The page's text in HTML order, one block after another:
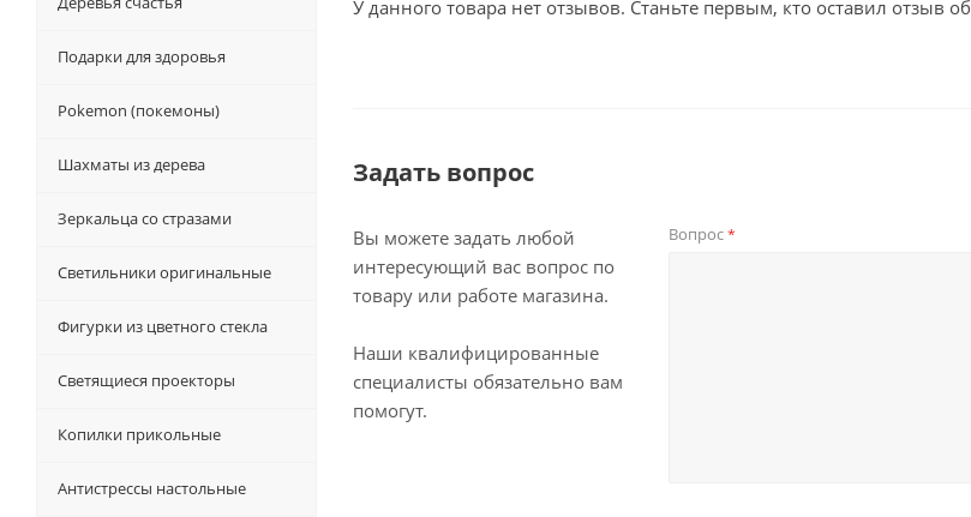
У данного товара нет отзывов. Станьте первым, кто оставил отзыв
Задать вопрос
Вы можете задать любой
интересующий вас вопрос по
товару или работе магазина.
Наши квалифицированные
специалисты обязательно вам
помогут.
Вопрос*
Подарки для здоровья
Pokemon (покемоны)
Шахматы из дерева
Зеркальца со стразами
Светильники оригинальные
Фигурки из цветного стекла
Светящиеся проекторы
Копилки прикольные
Антистрессы настольные